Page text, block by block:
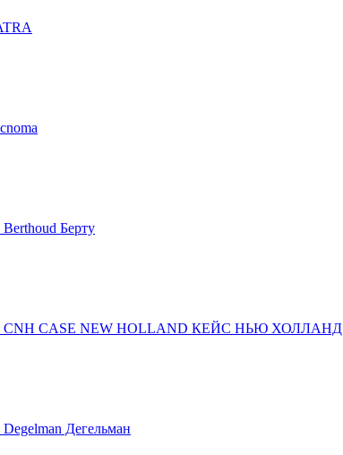
Berthoud Берту
CNH CASE NEW HOLLAND КЕЙС НЬЮ ХОЛЛАНД
Дегельман